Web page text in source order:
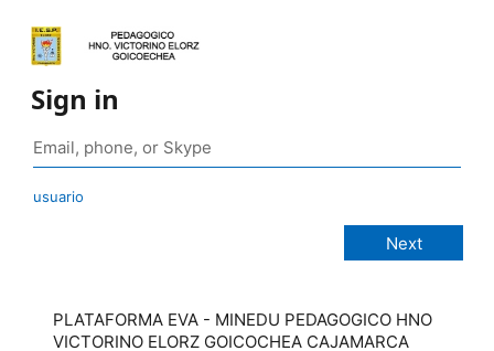
Sign in
usuario
PLATAFORMA EVA - MINEDU PEDAGOGICO HNO
VICTORINO ELORZ GOICOCHEA CAJAMARCA